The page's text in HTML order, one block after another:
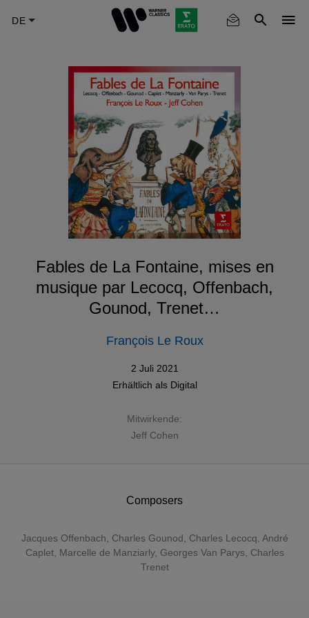
Fables de La Fontaine, mises en
musique par Lecocq, Offenbach,
Gounod, Trenet…
François Le Roux
2 Juli 2021
Erhältlich als Digital
Mitwirkende:
Jeff Cohen
Composers
Jacques Offenbach Charles Gounod , Charles Lecocq, André
Caplet, Marcelle de Manziarly, Georges Van Parys, Charles
Trenet